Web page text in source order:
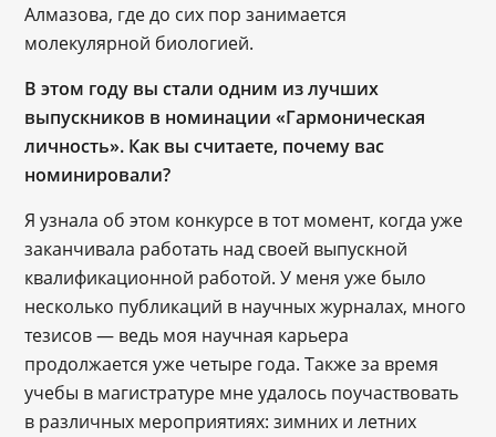
Алмазова, где до сих пор занимается
молекулярной биологией.
В этом году вы стали одним из лучших
выпускников в номинации «Гармоническая
личность». Как вы считаете, почему вас
номинировали?
Я узнала об этом конкурсе в тот момент, когда уже
заканчивала работать над своей выпускной
квалификационной работой. У меня уже было
несколько публикаций в научных журналах, много
тезисов — ведь моя научная карьера
продолжается уже четыре года. Также за время
учебы в магистратуре мне удалось поучаствовать
в различных мероприятиях: зимних и летних